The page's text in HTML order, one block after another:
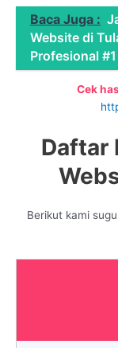
Baca Juga :
Website di
Profesional #1
Cek
Daftar
Berikut kami